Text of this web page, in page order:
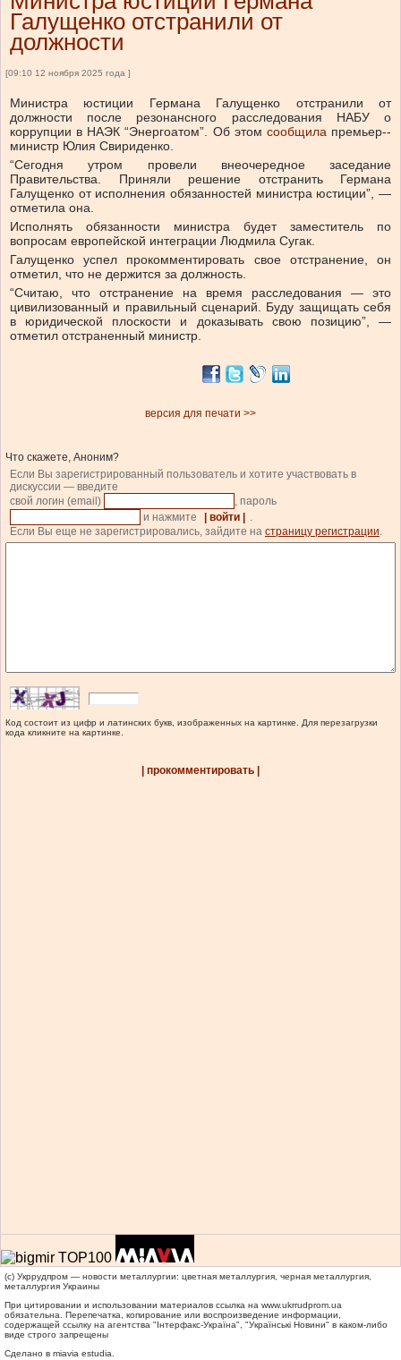
Галущенко отстранили от
должности
[09:10 12 ноября 2025 года ]
Министра юстиции Германа Галущенко отстранили от
должности после резонансного расследования НАБУ о
коррупции в НАЭК “Энергоатом”. Об этом сообщила премьер--
министр Юлия Свириденко.
“Сегодня утром провели внеочередное заседание
Правительства. Приняли решение отстранить Германа
Галущенко от исполнения обязанностей министра юстиции”, —
отметила она.
Исполнять обязанности министра будет заместитель по
вопросам европейской интеграции Людмила Сугак.
Галущенко успел прокомментировать свое отстранение, он
отметил, что не держится за должность.
“Считаю, что отстранение на время расследования — это
цивилизованный и правильный сценарий. Буду защищать себя
в юридической плоскости и доказывать свою позицию”, —
отметил отстраненный министр.
версия для печати >>
Что скажете, Аноним?
Если Вы зарегистрированный пользователь и хотите участвовать в
дискуссии — введите
свой логин (email)
, пароль
и нажмите
| войти |
.
Если Вы еще не зарегистрировались, зайдите на страницу регистрации.
Код состоит из цифр и латинских букв, изображенных на картинке. Для перезагрузки
кода кликните на картинке.
| прокомментировать |
(c) Укррудпром — новости металлургии: цветная металлургия, черная металлургия,
металлургия Украины
При цитировании и использовании материалов ссылка на www.ukrrudprom.ua
обязательна. Перепечатка, копирование или воспроизведение информации,
содержащей ссылку на агентства "Iнтерфакс-Україна", "Українськi Новини" в каком-либо
виде строго запрещены
Сделано в miavia estudia.